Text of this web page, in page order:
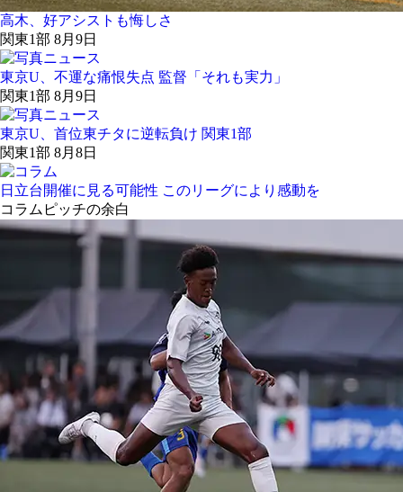
高木、好アシストも悔しさ
関東1部 8月9日
東京U、不運な痛恨失点 監督「それも実力」
関東1部 8月9日
東京U、首位東チタに逆転負け 関東1部
関東1部 8月8日
日立台開催に見る可能性 このリーグにより感動を
コラム ピッチの余白